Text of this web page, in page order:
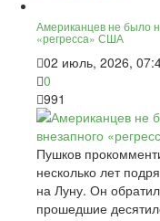
Американцев не было
«регресса» США
02 июль, 2026,
0
991
Пушков
несколько лет
на Луну. Он
прошедшие